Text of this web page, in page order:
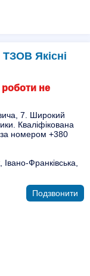
Якісні
роботи не
7. Широкий
Кваліфікована
за номером +380
Франківська,
Подзвонити